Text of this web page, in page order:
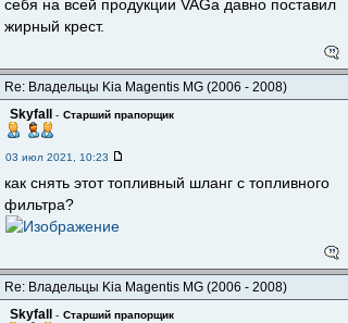
себя на всей продукции VAGа давно поставил
жирный крест.
Re: Владельцы Kia Magentis MG (2006 - 2008)
Skyfall
- Старший прапорщик
03 июл 2021, 10:23
как снять этот топливный шланг с топливного
фильтра?
Re: Владельцы Kia Magentis MG (2006 - 2008)
Skyfall
- Старший прапорщик